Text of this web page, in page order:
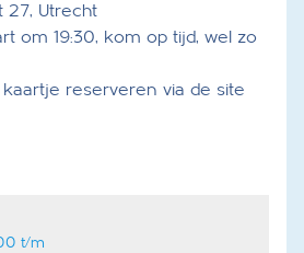
27, Utrecht
om 19:30, kom op tijd, wel zo
kaartje reserveren via de site
t/m